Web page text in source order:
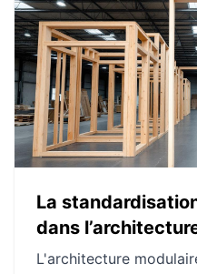
méthodes
modulaire permet une
déchets et une
construction.
La
dans
L'architecture